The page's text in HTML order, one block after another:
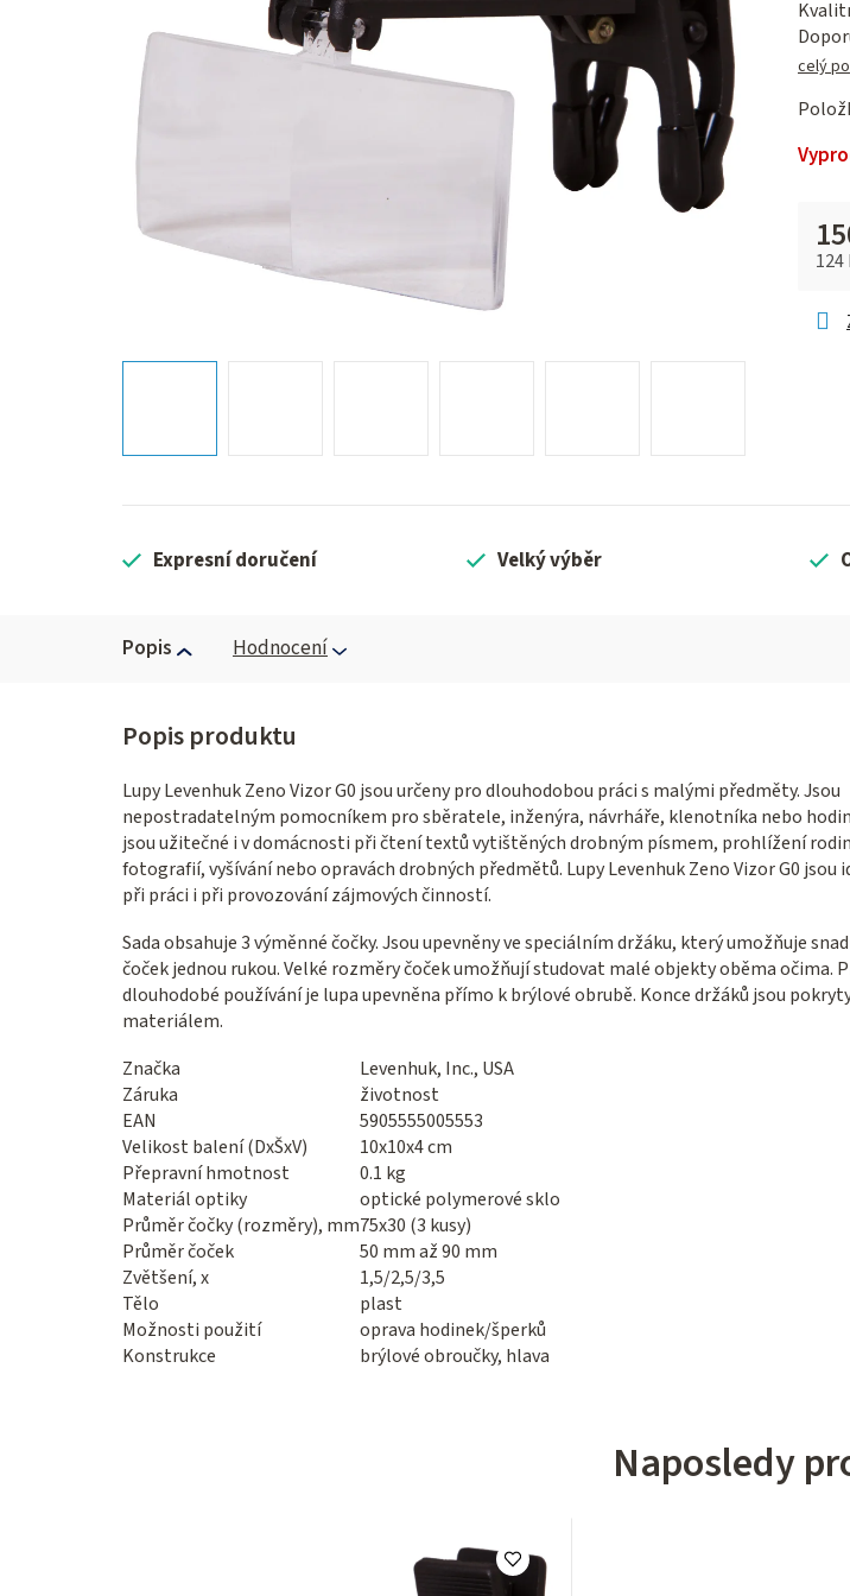
je
0,0
z 5
celý
124
Expresní doručení Velký výběr
Popis Hodnocení
Lupy Levenhuk Zeno Vizor G0 jsou určeny pro dlouhodobou práci s malými předměty. Jsou
nepostradatelným pomocníkem pro sběratele, inženýra, návrháře, klenotníka nebo
jsou užitečné i v domácnosti při čtení textů vytištěných drobným písmem, prohlížení
fotografií, vyšívání nebo opravách drobných předmětů. Lupy Levenhuk Zeno Vizor G0 jsou
při práci i při provozování zájmových činností.
Sada obsahuje 3 výměnné čočky. Jsou upevněny ve speciálním držáku, který umožňuje
čoček jednou rukou. Velké rozměry čoček umožňují studovat malé objekty oběma očima.
dlouhodobé používání je lupa upevněna přímo k brýlové obrubě. Konce držáků jsou
materiálem.
Značka
Levenhuk, Inc., USA
Záruka
životnost
EAN
5905555005553
Velikost balení (DxŠxV)
10x10x4 cm
Přepravní hmotnost
0.1 kg
Materiál optiky
optické polymerové sklo
Průměr čočky (rozměry), mm75x30 (3 kusy)
Průměr čoček
50 mm až 90 mm
Zvětšení, x
1,5/2,5/3,5
Tělo
plast
Možnosti použití
oprava hodinek/šperků
Konstrukce
brýlové obroučky, hlava
Naposledy